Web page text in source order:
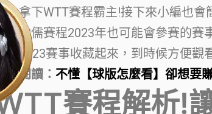
，拿下WTT賽程霸主!接下來小編也
林昀儒賽程2023年也可能會參賽的賽
程2023賽事收藏起來，到時候方便觀
伸閱讀： 不懂【球版怎麼看】 卻想要
賽程解析!